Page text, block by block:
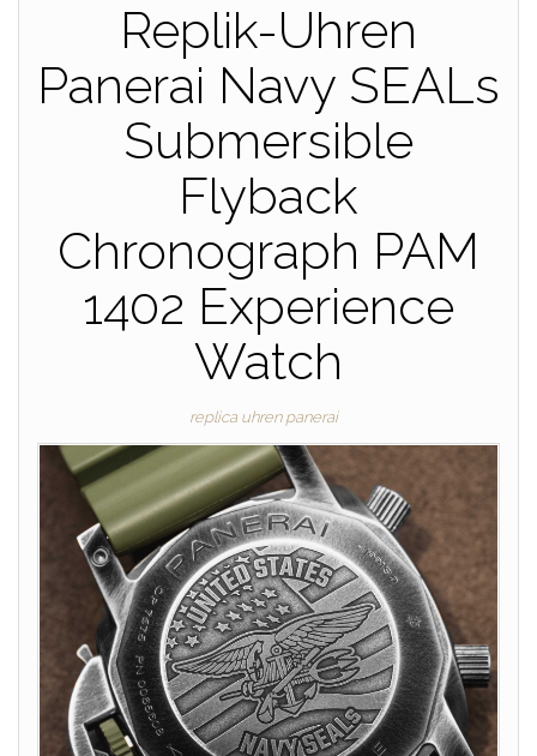
Replik-Uhren
Panerai Navy SEALs
Submersible
Flyback
Chronograph PAM
1402 Experience
Watch
replica uhren panerai